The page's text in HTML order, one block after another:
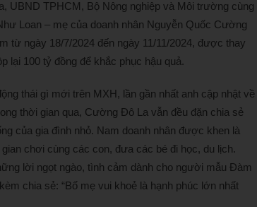
UBND TPHCM, Bộ Nông nghiệp và Môi trường cùng
Loan – mẹ của doanh nhân Nguyễn Quốc Cường
từ ngày 18/7/2024 đến ngày 11/11/2024, được thay
lại 100 tỷ đồng để khắc phục hậu quả.
thái gì mới trên MXH, lần gần nhất anh cập nhật về
thời gian qua, Cường Đô La vẫn đều đặn chia sẻ
của gia đình nhỏ. Nam doanh nhân được khen là
chơi cùng các con, đưa các bé đi học, du lịch.
lời ngọt ngào, tình cảm dành cho người mẫu Đàm
chia sẻ: “Bố mẹ vui khoẻ là hạnh phúc lớn nhất